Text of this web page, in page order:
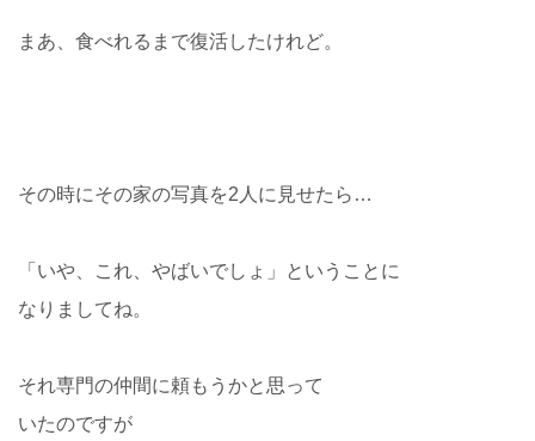
まあ、食べれるまで復活したけれど。
その時にその家の写真を2人に見せたら…
「いや、これ、やばいでしょ」ということに
なりましてね。
それ専門の仲間に頼もうかと思って
いたのですが